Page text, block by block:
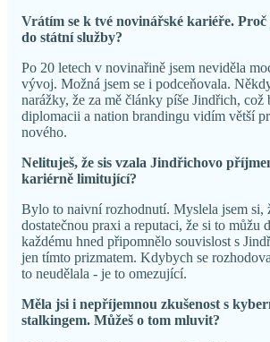
Vrátím se k tvé novinářské kariéře. Proč
do státní služby?
Po 20 letech v novinařině jsem neviděla
vývoj. Možná jsem se i podceňovala.
narážky, že za mě články píše Jindřich,
diplomacii a nation brandingu vidím větší
nového.
Nelituješ, že sis vzala Jindřichovo
kariérně limitující?
Bylo to naivní rozhodnutí. Myslela jsem si,
dostatečnou praxi a reputaci, že si to můžu
každému hned připomnělo souvislost s
jen tímto prizmatem. Kdybych se
to neudělala - je to omezující.
Měla jsi i nepříjemnou zkušenost s
stalkingem. Můžeš o tom mluvit?